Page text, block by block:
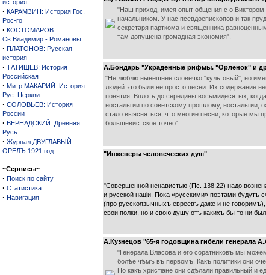
история
· КАРАМЗИН: История Гос.
Рос-го
· КОСТОМАРОВ:
Св.Владимир - Романовы
· ПЛАТОНОВ: Русская
история
· ТАТИЩЕВ: История
Российская
· Митр.МАКАРИЙ: История
Рус. Церкви
· СОЛОВЬЕВ: История
России
· ВЕРНАДСКИЙ: Древняя
Русь
· Журнал ДВУГЛАВЫЙ
ОРЕЛЪ 1921 год
~Сервисы~
· Поиск по сайту
· Статистика
· Навигация
"Наш приход, имея опыт общения с о.Виктором
начальником. У нас псевдоепископов и так
секретаря парткома и священника
там допущена громадная экономия".
А.Бондарь "Украденные рифмы. "Орлёнок" и
"Не люблю нынешнее словечко "культовый", но
людей это были не просто песни. Их содержание
понятия. Вплоть до середины восьмидесятых,
ностальгии по советскому прошлому, ностальгии,
стало выясняться, что многие песни, которые мы
большевистское точно".
"Инженеры человеческих душ"
"Совершенной ненавистью (Пс. 138:22) надо
и русской націи. Пока «русскими» поэтами
(про русскоязычныхъ евреевъ даже и не говоримъ),
свои полки, но и свою душу отъ какихъ бы то ни
А.Кузнецов "65-я годовщина гибели генерала
"Генерала Власова и его соратниковъ мы
болѣе чѣмъ въ первомъ. Какъ политики они
Но какъ христіане они сдѣлали правильный и